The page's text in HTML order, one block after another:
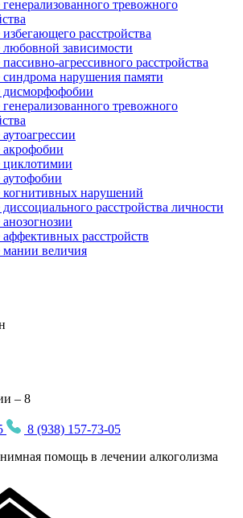
тревожного
расстройства
зависимости
агрессивного расстройства
нарушения памяти
дисморфофобии
тревожного
циклотимии
когнитивных нарушений
расстройства личности
расстройств
мании величия
– 8
8 (938) 157-73-05
помощь в лечении алкоголизма